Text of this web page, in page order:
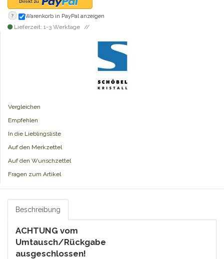
? Warenkorb in PayPal anzeigen
Lieferzeit: 1-3 Werktage
Vergleichen
Empfehlen
In die Lieblingsliste
Auf den Merkzettel
Auf den Wunschzettel
Fragen zum Artikel
Beschreibung
ACHTUNG vom
Umtausch/Rückgabe
ausgeschlossen!